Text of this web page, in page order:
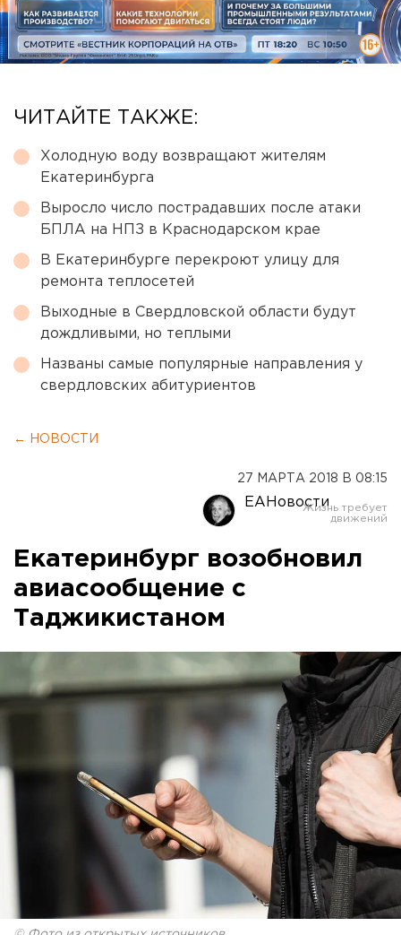
ЧИТАЙТЕ ТАКЖЕ:
Холодную воду возвращают жителям
Екатеринбурга
Выросло число пострадавших после атаки
БПЛА на НПЗ в Краснодарском крае
В Екатеринбурге перекроют улицу для
ремонта теплосетей
Выходные в Свердловской области будут
дождливыми, но теплыми
Названы самые популярные направления у
свердловских абитуриентов
← НОВОСТИ
27 МАРТА 2018 В 08:15
ЕАНовости
Екатеринбург возобновил
авиасообщение с
Таджикистаном